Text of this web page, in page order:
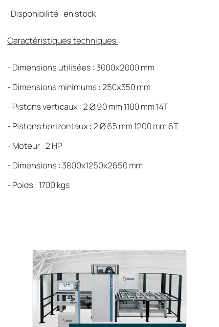
· Disponibilité : en stock
Caractéristiques techniques :
- Dimensions utilisées : 3000x2000 mm
- Dimensions minimums : 250x350 mm
- Pistons verticaux : 2 Ø 90 mm 1100 mm 14T
- Pistons horizontaux : 2 Ø 65 mm 1200 mm 6T
- Moteur : 2 HP
- Dimensions : 3800x1250x2650 mm
- Poids : 1700 kgs